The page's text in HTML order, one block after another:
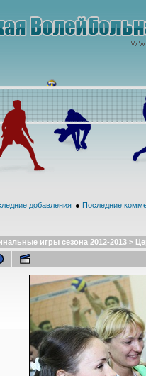
добавления ● Последние
игры сезона 2012-2013 >